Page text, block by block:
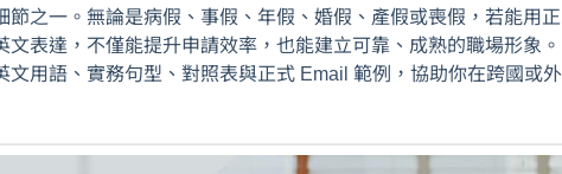
節之一。無論是病假、事假、年假、婚假、產假或喪假，若能用正
表達，不僅能提升申請效率，也能建立可靠、成熟的職場形象。
文用語、實務句型、對照表與正式 Email 範例，協助你在跨國或外